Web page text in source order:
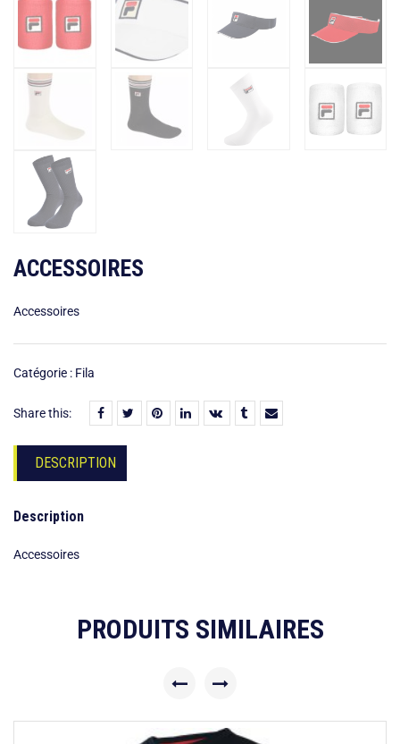
ACCESSOIRES
Accessoires
Catégorie : Fila
Share this:
DESCRIPTION
Description
Accessoires
PRODUITS SIMILAIRES